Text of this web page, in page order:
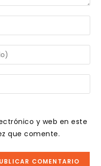
y web en este
que comente.